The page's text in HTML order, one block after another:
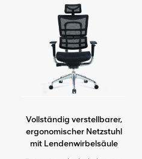
Vollständig verstellbarer,
ergonomischer Netzstuhl
mit Lendenwirbelsäule